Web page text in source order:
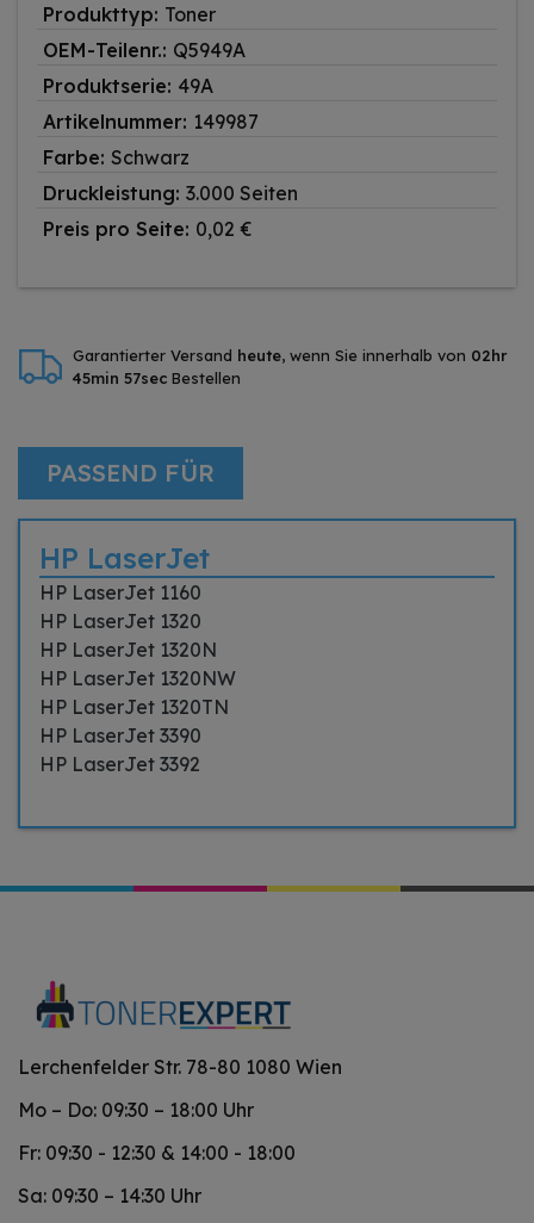
Produkttyp: Toner
OEM-Teilenr.: Q5949A
Produktserie: 49A
Artikelnummer: 149987
Farbe: Schwarz
Druckleistung: 3.000 Seiten
Preis pro Seite: 0,02 €
Garantierter Versand heute, wenn Sie innerhalb von 02hr
45min 57sec Bestellen
PASSEND FÜR
HP LaserJet
HP LaserJet 1160
HP LaserJet 1320
HP LaserJet 1320N
HP LaserJet 1320NW
HP LaserJet 1320TN
HP LaserJet 3390
HP LaserJet 3392
Lerchenfelder Str. 78-80 1080 Wien
Mo – Do: 09:30 – 18:00 Uhr
Fr: 09:30 - 12:30 & 14:00 - 18:00
Sa: 09:30 – 14:30 Uhr